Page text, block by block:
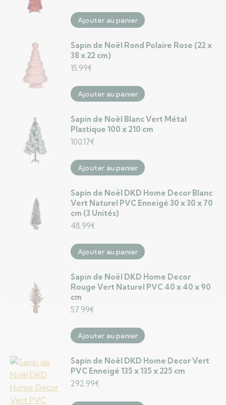
Ajouter au panier
Sapin de Noël Rond Polaire Rose (22 x
38 x 22 cm)
15.99€
Ajouter au panier
Sapin de Noël Blanc Vert Métal
Plastique 100 x 210 cm
100.17€
Ajouter au panier
Sapin de Noël DKD Home Decor Blanc
Vert Naturel PVC Enneigé 30 x 30 x 70
cm (3 Unités)
48.99€
Ajouter au panier
Sapin de Noël DKD Home Decor
Rouge Vert Naturel PVC 40 x 40 x 90
cm
57.99€
Ajouter au panier
Sapin de Noël DKD Home Decor Vert
PVC Enneigé 135 x 135 x 225 cm
292.99€